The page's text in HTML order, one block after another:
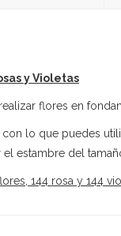
y Violetas
flores en
lo que puedes
estambre del
144 rosa y 144